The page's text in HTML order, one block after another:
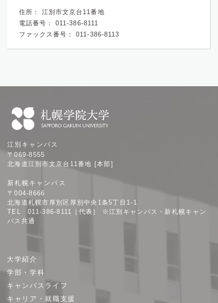
住所：
江別市文京台11番地
電話番号：
011-386-8111
ファックス番号：
011-386-8113
幌
学
大
学
江別キャンパス
〒069-8555
北海道江別市文京台11番地 [本部]
新札幌キャンパス
〒004-8666
北海道札幌市厚別区厚別中央1条5丁目1-1
TEL 011-386-8111［代表］ ※江別キャンパス・新札幌キャン
パス共通
ト
大学紹介
学部・学科
キャンパスライフ
キャリア・就職支援